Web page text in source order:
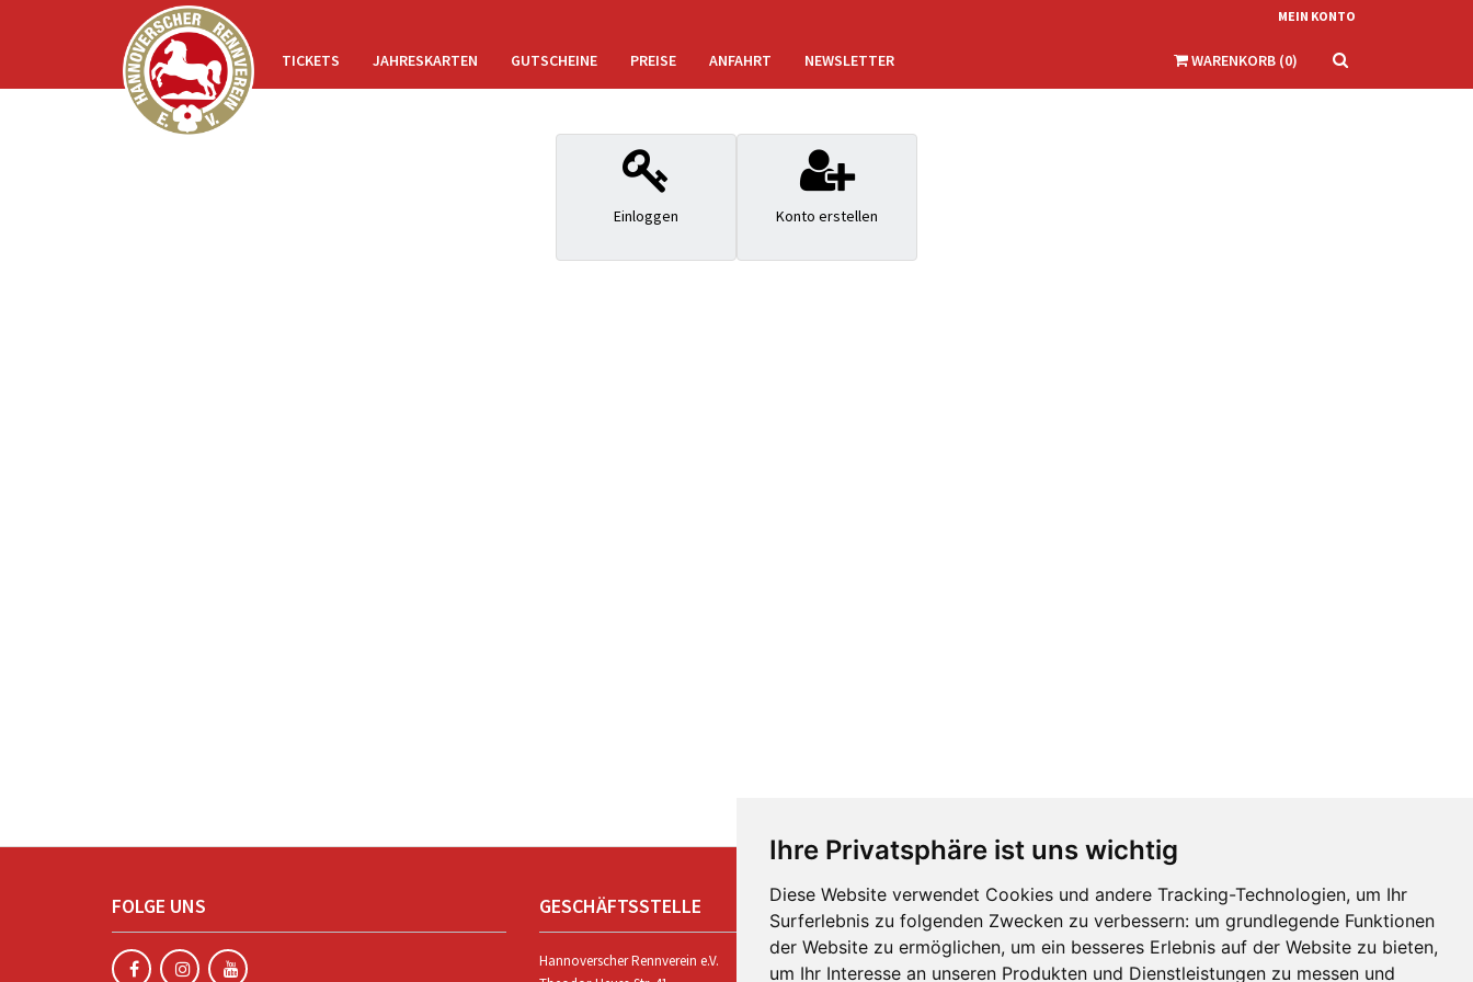
Ihre Privatsphäre ist uns wichtig
Diese Website verwendet Cookies und andere Tracking-Technologien, um Ihr
Surferlebnis zu folgenden Zwecken zu verbessern: um grundlegende Funktionen
der Website zu ermöglichen, um ein besseres Erlebnis auf der Website zu bieten,
um Ihr Interesse an unseren Produkten und Dienstleistungen zu messen und
MEIN KONTO
TICKETS JAHRESKARTEN GUTSCHEINE PREISE ANFAHRT NEWSLETTER WARENKORB (0)
Einloggen Konto erstellen
FOLGE UNS GESCHÄFTSSTELLE
Hannoverscher Rennverein e.V.
RECHTLICHES
Impressum